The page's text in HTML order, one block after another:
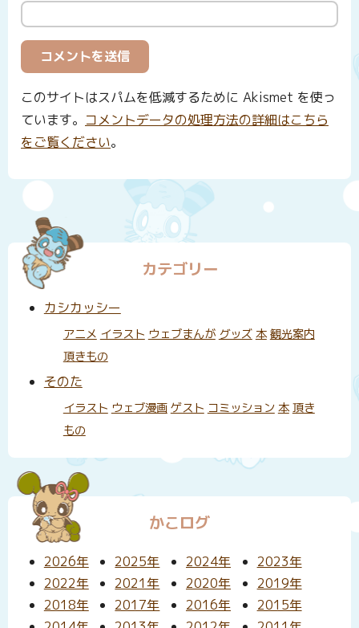
このサイトはスパムを低減するために Akismet を使っ
ています。 コメントデータの処理方法の詳細はこちら
をご覧ください。
カテゴリー
カシカッシー
アニメ イラスト ウェブまんが グッズ 本 観光案内
頂きもの
そのた
イラスト ウェブ漫画 ゲスト コミッション 本 頂き
もの
かこログ
2026年 2025年 2024年
2023年
2022年
2021年 2020年
2019年
2018年
2017年 2016年
2015年